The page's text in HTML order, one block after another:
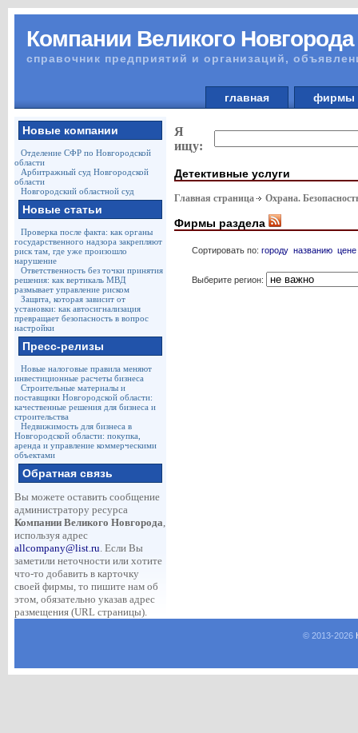
Компании Великого Новгорода
справочник предприятий и организаций,
главная
Новые компании
Отделение СФР по Новгородской
области
Арбитражный суд Новгородской
области
Новгородский областной суд
Новые статьи
Проверка после факта: как органы
государственного надзора закрепляют
риск там, где уже произошло
нарушение
Ответственность без точки принятия
решения: как вертикаль МВД
размывает управление риском
Защита, которая зависит от
установки: как автосигнализация
превращает безопасность в вопрос
настройки
Пресс-релизы
Новые налоговые правила меняют
инвестиционные расчеты бизнеса
Строительные материалы и
поставщики Новгородской области:
качественные решения для бизнеса и
строительства
Недвижимость для бизнеса в
Новгородской области: покупка,
аренда и управление коммерческими
объектами
Обратная связь
Вы можете оставить сообщение
администратору ресурса
Компании Великого Новгорода,
используя адрес
allcompany@list.ru. Если Вы
заметили неточности или хотите
что-то добавить в карточку
своей фирмы, то пишите нам об
этом, обязательно указав адрес
размещения (URL страницы).
Я
ищу:
Детективные услуги
Главная страница Охрана.
Фирмы раздела
Сортировать по: городу названию цене
Выберите регион:
© 2013-2026